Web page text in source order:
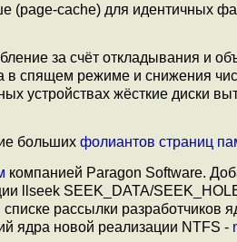
(page-cache) для идентичных
за счёт откладывания и
в спящем режиме и снижения
устройствах жёсткие диски
больших фолиантов страниц
компанией Paragon Software.
llseek SEEK_DATA/
рассылки разработчиков
ядра новой реализации NTFS -